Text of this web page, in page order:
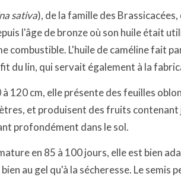
sativa), de la famille des
l'âge de bronze où son huile était
combustible. L'huile de caméline fait
du lin, qui servait également à la
120 cm, elle présente des feuilles
et produisent des fruits
profondément dans le sol.
en 85 à 100 jours, elle est bien
au gel qu'à la sécheresse. Le